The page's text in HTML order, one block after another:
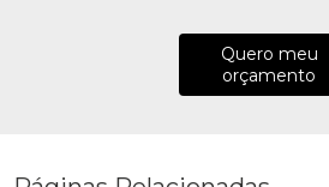
Quero meu
orçamento